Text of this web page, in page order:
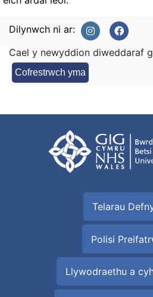
Dilynwch ni ar:
Cael y newyddion diweddaraf
Cofrestrwch yma
Telarau
Polisi
Llywodraethu a